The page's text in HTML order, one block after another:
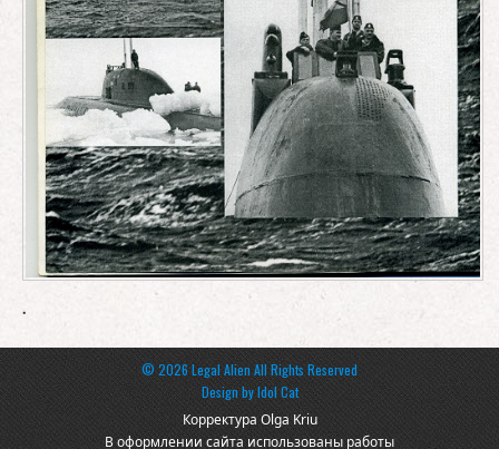
.
© 2026 Legal Alien All Rights Reserved
Design byIdol Cat
Корректура Olga Kriu
В оформлении сайта использованы работы